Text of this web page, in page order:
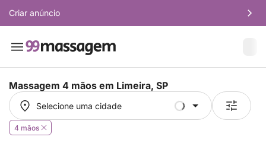
Criar anúncio
Massagem 4 mãos em Limeira, SP
Selecione uma cidade
Selecione uma cidade
4 mãos